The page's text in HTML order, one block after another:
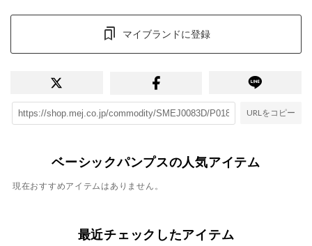
マイブランドに登録
URLをコピー
ベーシックパンプスの人気アイテム
現在おすすめアイテムはありません。
最近チェックしたアイテム